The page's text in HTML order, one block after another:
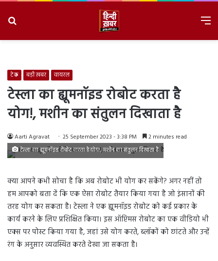
टेक बड़ी ख़बर वायरल
टेस्ला का ह्यूमनॉइड रोबोट करता है
योग!, मशीन का संतुलन दिखाता है
Aarti Agravat 25 September 2023 - 3:38 PM 2 minutes read
टेस्ला का ह्यूमनॉइड रोबोट करता है योग!, मशीन का संतुलन दिखाता है
क्या आपने कभी सोचा है कि अब रोबोट भी योग कर सकेंगे? अगर नहीं तो
हम आपको बता दें कि एक ऐसा रोबोट तैयार किया गया है जो इंसानों की
तरह योग कर सकता है। टेस्ला ने एक ह्यूमनॉइड रोबोट को कई प्रकार के
कार्य करने के लिए प्रशिक्षित किया। इस ऑप्टिमस रोबोट का एक वीडियो भी
एक्स पर पोस्ट किया गया है, जहां उसे योग करते, ब्लॉकों को छांटते और उन्हें
रंग के अनुसार व्यवस्थित करते देखा जा सकता है।